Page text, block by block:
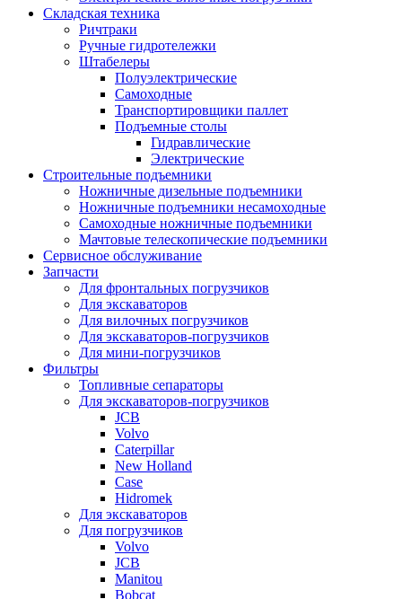
Складская техника
Ричтраки
Ручные гидротележки
Штабелеры
Полуэлектрические
Самоходные
Транспортировщики паллет
Подъемные столы
Гидравлические
Электрические
Строительные подъемники
Ножничные дизельные подъемники
Ножничные подъемники несамоходные
Самоходные ножничные подъемники
Мачтовые телескопические подъемники
Сервисное обслуживание
Запчасти
Для фронтальных погрузчиков
Для экскаваторов
Для вилочных погрузчиков
Для экскаваторов-погрузчиков
Для мини-погрузчиков
Фильтры
Топливные сепараторы
Для экскаваторов-погрузчиков
JCB
Volvo
Caterpillar
New Holland
Case
Hidromek
Для экскаваторов
Для погрузчиков
Volvo
JCB
Manitou
Bobcat